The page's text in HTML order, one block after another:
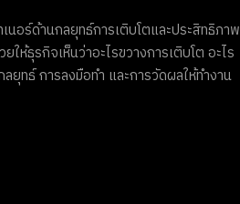
อร์ด้านกลยุทธ์การเติบโตและประสิทธิภาพ
ให้ธุรกิจเห็นว่าอะไรขวางการเติบโต อะไร
ยุทธ์ การลงมือทำ และการวัดผลให้ทำงาน